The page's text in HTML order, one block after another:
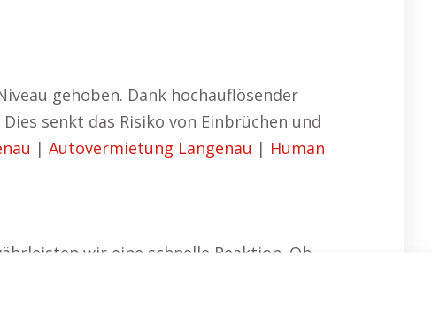
gehoben. Dank hochauflösender
senkt das Risiko von Einbrüchen und
| Autovermietung Langenau | Human
wir eine schnelle Reaktion. Ob
um Risiken zu minimieren. Wir
Geschäft bis zum Großkonzern –